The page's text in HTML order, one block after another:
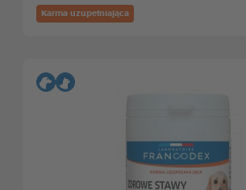
Karma uzupełniająca